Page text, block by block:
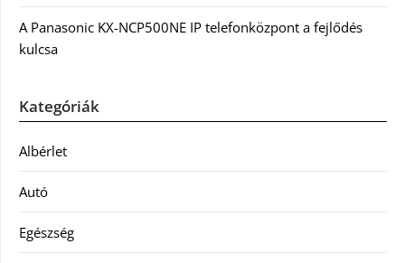
A Panasonic KX-NCP500NE IP telefonközpont a fejlődés
kulcsa
Kategóriák
Albérlet
Autó
Egészség